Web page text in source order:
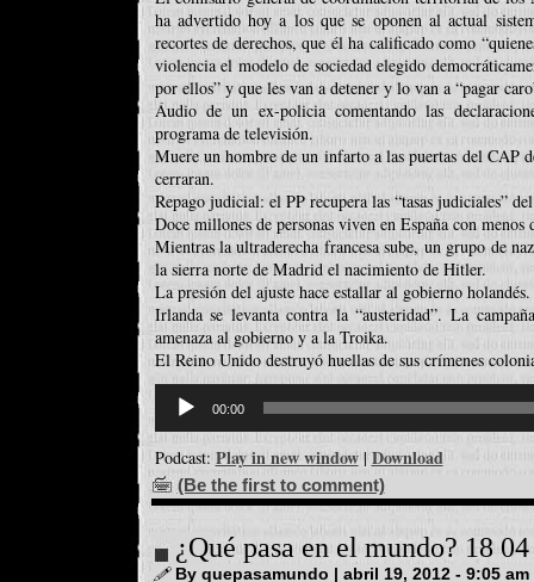
ha advertido hoy a los que se oponen al actual
recortes de derechos, que él ha calificado como
violencia el modelo de sociedad elegido
por ellos” y que les van a detener y lo van a “pagar
Áudio de un ex-policia comentando las
programa de televisión.
Muere un hombre de un infarto a las puertas del CAP
cerraran.
Repago judicial: el PP recupera las “tasas judiciales”
Doce millones de personas viven en España con menos
Mientras la ultraderecha francesa sube, un grupo de
la sierra norte de Madrid el nacimiento de Hitler.
La presión del ajuste hace estallar al gobierno holandés.
Irlanda se levanta contra la “austeridad”. La
amenaza al gobierno y a la Troika.
El Reino Unido destruyó huellas de sus crímenes
d'àudio
00:00
Podcast: Play in new window| Download
(Be the first to comment)
¿Qué pasa en el mundo? 18
By quepasamundo | abril 19, 2012 - 9:05 am